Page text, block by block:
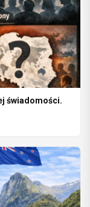
świadomości.